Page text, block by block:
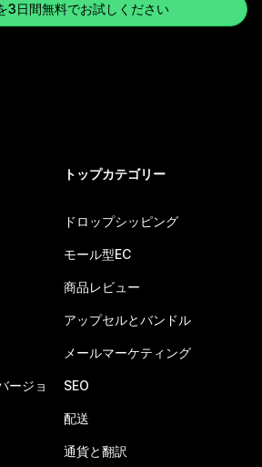
3日間無料でお試しください
ージョ
トップカテゴリー
ドロップシッピング
モール型EC
商品レビュー
アップセルとバンドル
メールマーケティング
SEO
配送
通貨と翻訳